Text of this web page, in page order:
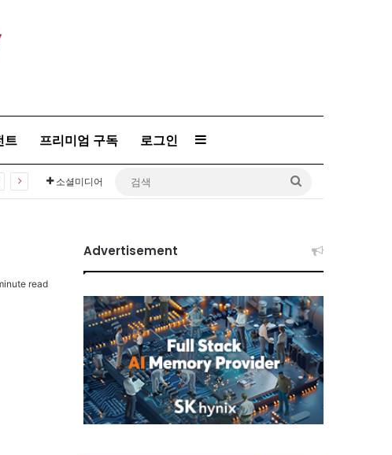
트 프리미엄 구독 로그인 Sidebar
소셜미디어
read
Advertisement